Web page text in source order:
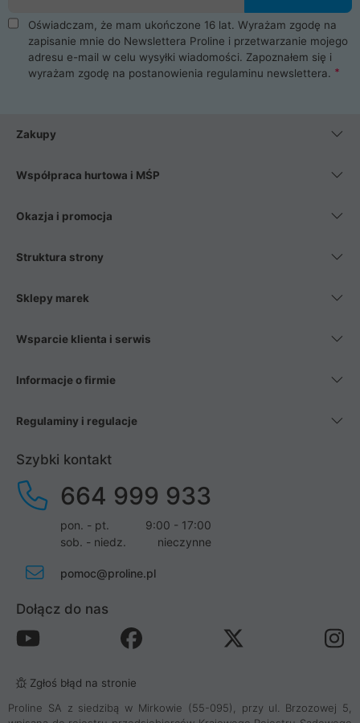
Oświadczam, że mam ukończone 16 lat. Wyrażam zgodę na
zapisanie mnie do Newslettera Proline i przetwarzanie mojego
adresu e-mail w celu wysyłki wiadomości. Zapoznałem się i
wyrażam zgodę na postanowienia regulaminu newslettera.
Zakupy
Współpraca hurtowa i MŚP
Okazja i promocja
Struktura strony
Sklepy marek
Wsparcie klienta i serwis
Informacje o firmie
Regulaminy i regulacje
Szybki kontakt
664 999 933
pon. - pt.
9:00 - 17:00
sob. - niedz.
nieczynne
pomoc@proline.pl
Dołącz do nas
Zgłoś błąd na stronie
Proline SA z siedzibą w Mirkowie (55-095), przy ul. Brzozowej 5,